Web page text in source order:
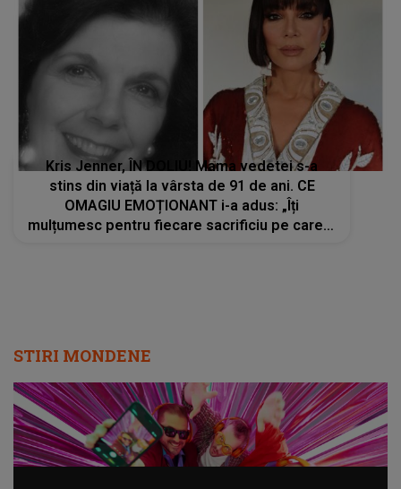
Kris Jenner, ÎN DOLIU! Mama vedetei s-a
stins din viață la vârsta de 91 de ani. CE
OMAGIU EMOȚIONANT i-a adus: „Îți
mulțumesc pentru fiecare sacrificiu pe care l-
STIRI MONDENE